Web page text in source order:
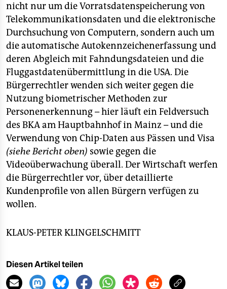
nicht nur um die Vorratsdatenspeicherung von
Telekommunikationsdaten und die elektronische
Durchsuchung von Computern, sondern auch um
die automatische Autokennzeichenerfassung und
deren Abgleich mit Fahndungsdateien und die
Fluggastdatenübermittlung in die USA. Die
Bürgerrechtler wenden sich weiter gegen die
Nutzung biometrischer Methoden zur
Personenerkennung – hier läuft ein Feldversuch
des BKA am Hauptbahnhof in Mainz – und die
Verwendung von Chip-Daten aus Pässen und Visa
(siehe Bericht oben) sowie gegen die
Videoüberwachung überall. Der Wirtschaft werfen
die Bürgerrechtler vor, über detaillierte
Kundenprofile von allen Bürgern verfügen zu
wollen.
KLAUS-PETER KLINGELSCHMITT
Diesen Artikel teilen